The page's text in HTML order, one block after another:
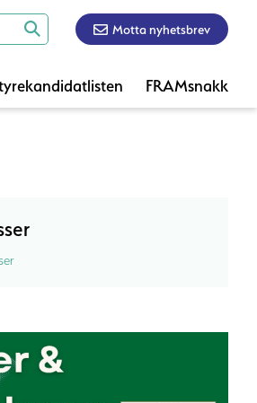
Motta nyhetsbrev
FRAMsnakk